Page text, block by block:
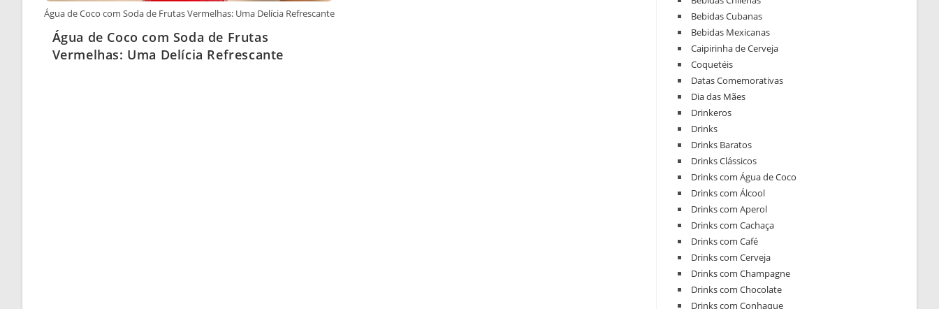
Água de Coco com Soda de Frutas Vermelhas: Uma Delícia Refrescante
Água de Coco com Soda de Frutas
Vermelhas: Uma Delícia Refrescante
Bebidas Cubanas
Bebidas Mexicanas
Caipirinha de Cerveja
Coquetéis
Datas Comemorativas
Dia das Mães
Drinkeros
Drinks
Drinks Baratos
Drinks Clássicos
Drinks com Água de Coco
Drinks com Álcool
Drinks com Aperol
Drinks com Cachaça
Drinks com Café
Drinks com Cerveja
Drinks com Champagne
Drinks com Chocolate
Drinks com Conhaque